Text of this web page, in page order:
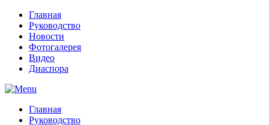
Главная
Руководство
Новости
Фотогалерея
Видео
Диаспора
Главная
Руководство